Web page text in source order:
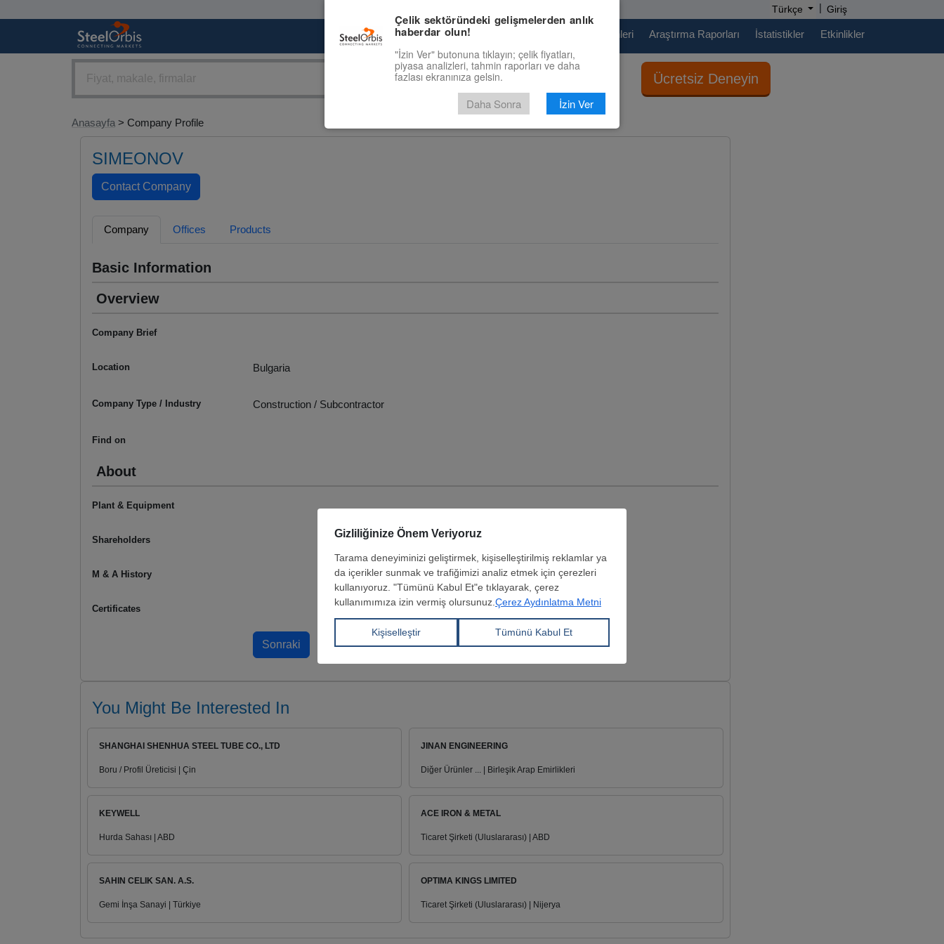
Türkçe | Giriş
Pazaryeri Fiyat Tahminleri Araştırma Raporları İstatistikler Etkinlikler
Ücretsiz Deneyin
Anasayfa > Company Profile
SIMEONOV
Company Offices Products
Basic Information
Overview
Company Brief
Location Bulgaria
Company Type / Industry Construction / Subcontractor
Find on
About
Plant & Equipment
Shareholders
M & A History
Certificates
You Might Be Interested In
SHANGHAI SHENHUA STEEL TUBE CO., LTD
Boru / Profil Üreticisi | Çin
JINAN ENGINEERING
Diğer Ürünler ... | Birleşik Arap Emirlikleri
KEYWELL
Hurda Sahası | ABD
ACE IRON & METAL
Ticaret Şirketi (Uluslararası) | ABD
SAHIN CELIK SAN. A.S.
Gemi İnşa Sanayi | Türkiye
OPTIMA KINGS LIMITED
Ticaret Şirketi (Uluslararası) | Nijerya
Çelik sektöründeki gelişmelerden anlık
haberdar olun!
"İzin Ver" butonuna tıklayın; çelik fiyatları,
piyasa analizleri, tahmin raporları ve daha
fazlası ekranınıza gelsin.
Daha Sonra İzin Ver